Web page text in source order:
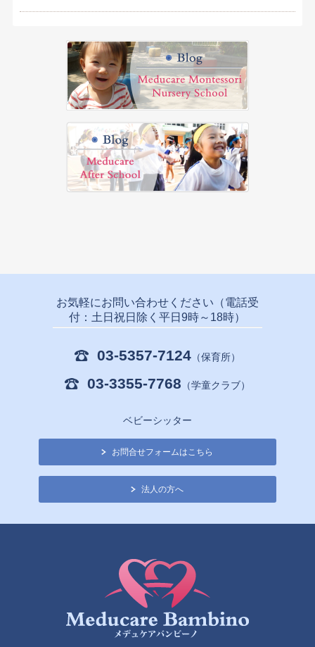
お気軽にお問い合わせください（電話受
付：土日祝日除く平日9時～18時）
03-5357-7124（保育所）
03-3355-7768 （学童クラブ）
ベビーシッター
お問合せフォームはこちら
法人の方へ